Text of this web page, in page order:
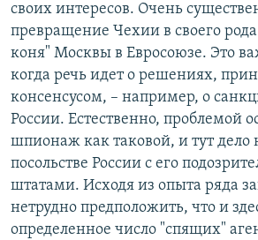
своих интересов. Очень
превращение Чехии в своего рода
коня" Москвы в Евросоюзе. Это
когда речь идет о решениях,
консенсусом, – например, о
России. Естественно, проблемой
шпионаж как таковой, и тут дело
посольстве России с его
штатами. Исходя из опыта ряда
нетрудно предположить, что и
определенное число "спящих"